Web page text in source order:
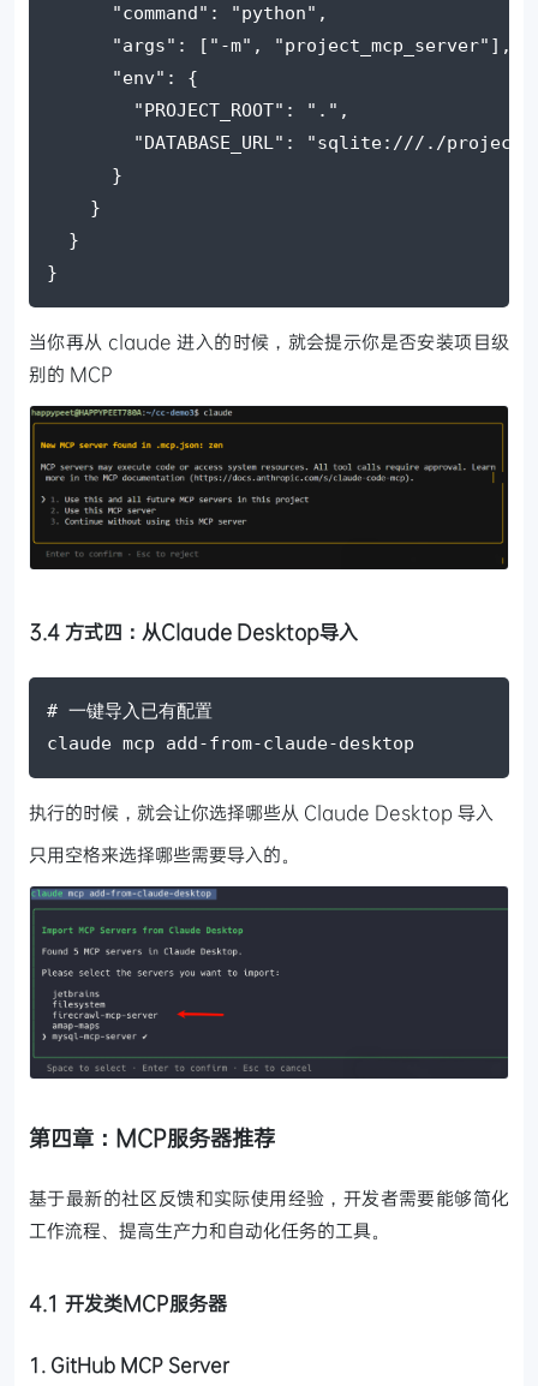
"command" : "python" ,
"args" : [ "-m" , "project_mcp_server" ],
"env" : {
"PROJECT_ROOT" : "." ,
"DATABASE_URL" :
"sqlite:///./
}
}
  }
}
当你再从 claude 进入的时候，就会提示你是否安装项目级
别的 MCP
3.4 方式四：从Claude Desktop导入
# 一键导入已有配置
claude mcp add-from-claude-desktop
执行的时候，就会让你选择哪些从 Claude Desktop 导入
只用空格来选择哪些需要导入的。
第四章：MCP服务器推荐
基于最新的社区反馈和实际使用经验，开发者需要能够简化
工作流程、提高生产力和自动化任务的工具。
4.1 开发类MCP服务器
1. GitHub MCP Server